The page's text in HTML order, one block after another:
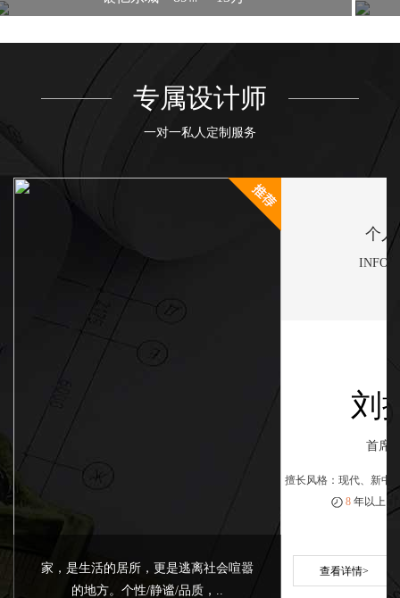
专属设计师
一对一私人定制服务
家，是生活的居所，更是逃离社会喧嚣
的地方。个性/静谧/品质，..
个
刘
首席
擅长风格：现代、新中
8年以上
查看详情>